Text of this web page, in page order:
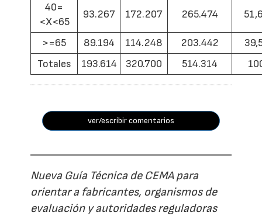
40=
<X<65
93.267 172.207 265.474
>=65 89.194 114.248 203.442
Totales
193.614 320.700 514.314
ver/escribir comentarios
Nueva Guía Técnica de CEMA para
orientar a fabricantes, organismos de
evaluación y autoridades reguladoras